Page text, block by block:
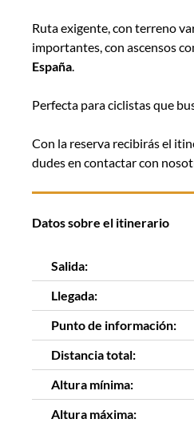
Ruta exigente, con terreno
importantes, con ascensos
España.
Perfecta para ciclistas que
Con la reserva recibirás el
dudes en contactar con
Datos sobre el itinerario
Salida:
Llegada:
Punto de información:
Distancia total:
Altura mínima:
Altura máxima: